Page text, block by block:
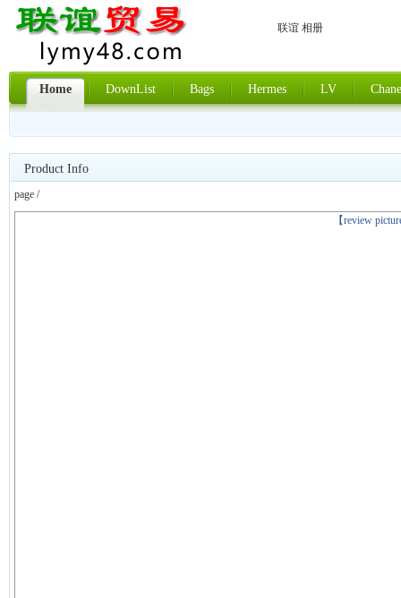
联谊 相册
Home DownList Bags Hermes LV
Product Info
page /
【review
上一张